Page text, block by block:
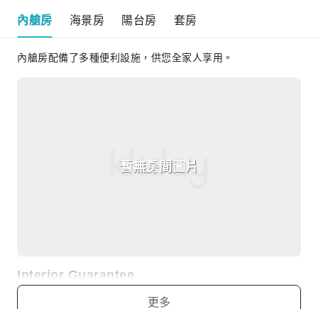
內艙房 海景房 陽台房 套房
內艙房配備了多種便利設施，供您全家人享用。
暫無房間圖片
Interior Guarantee
更多